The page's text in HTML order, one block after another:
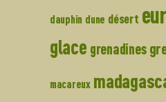
dauphin dune désert
glace grenadines
macareux